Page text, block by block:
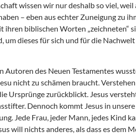
wissen wir nur deshalb so viel, weil
– eben aus echter Zuneigung zu
ihren biblischen Worten „zeichneten“
um dieses für sich und für die
Autoren des Neuen Testamentes
nicht zu schämen braucht.
Ursprünge zurückblickt. Jesus
Dennoch kommt Jesus in
Jede Frau, jeder Mann, jedes Kind
will nichts anderes, als dass es dem